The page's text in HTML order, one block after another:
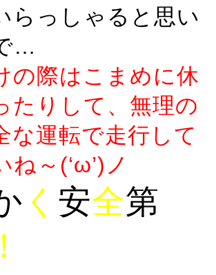
らっしゃると思い
…
の際はこまめに休
たりして、無理の
な運転で走行して
ね～(‘ω’)ノ
く 安全第
！